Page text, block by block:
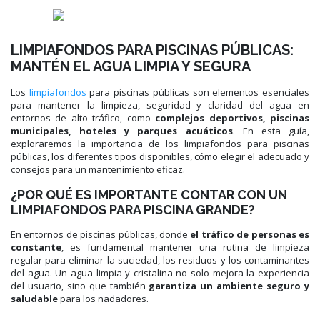
LIMPIAFONDOS PARA PISCINAS PÚBLICAS:
MANTÉN EL AGUA LIMPIA Y SEGURA
Los limpiafondos para piscinas públicas son elementos esenciales
para mantener la limpieza, seguridad y claridad del agua en
entornos de alto tráfico, como complejos deportivos, piscinas
municipales, hoteles y parques acuáticos. En esta guía,
exploraremos la importancia de los limpiafondos para piscinas
públicas, los diferentes tipos disponibles, cómo elegir el adecuado y
consejos para un mantenimiento eficaz.
¿POR QUÉ ES IMPORTANTE CONTAR CON UN
LIMPIAFONDOS PARA PISCINA GRANDE?
En entornos de piscinas públicas, donde el tráfico de personas es
constante, es fundamental mantener una rutina de limpieza
regular para eliminar la suciedad, los residuos y los contaminantes
del agua. Un agua limpia y cristalina no solo mejora la experiencia
del usuario, sino que también garantiza un ambiente seguro y
saludablepara los nadadores.